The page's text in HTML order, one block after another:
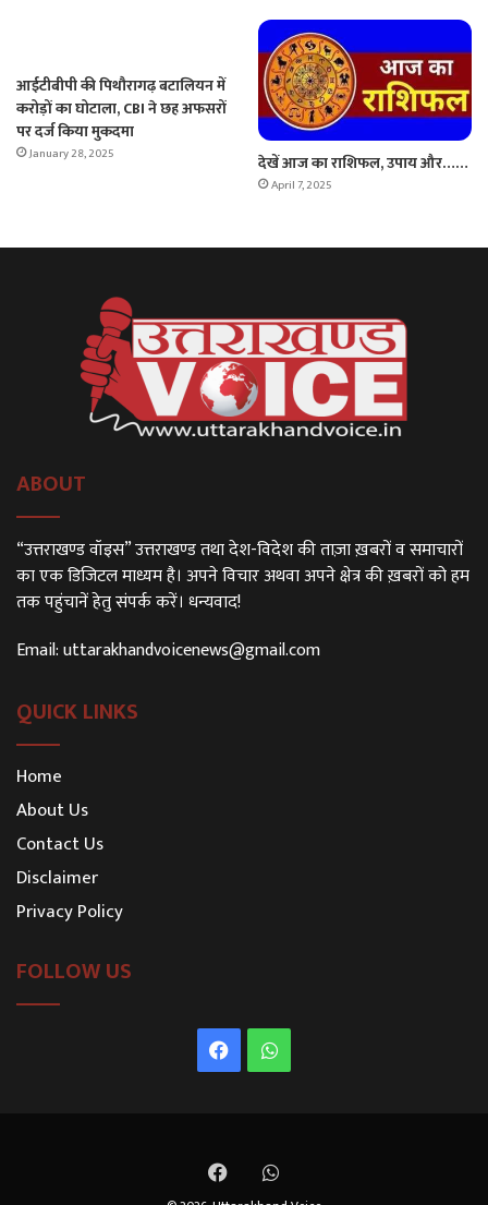
आईटीबीपी की पिथौरागढ़ बटालियन में
करोड़ों का घोटाला, CBI ने छह अफसरों
पर दर्ज किया मुकदमा
January 28, 2025 देखें आज का राशिफल, उपाय और……
April 7, 2025
ABOUT
“उत्तराखण्ड वॉइस” उत्तराखण्ड तथा देश-विदेश की ताज़ा ख़बरों व समाचारों
का एक डिजिटल माध्यम है। अपने विचार अथवा अपने क्षेत्र की ख़बरों को हम
तक पहुंचानें हेतु संपर्क करें। धन्यवाद!
Email:uttarakhandvoicenews@gmail.com
QUICK LINKS
Home
About Us
Contact Us
Disclaimer
Privacy Policy
FOLLOW US
FacebookWhatsApp
FacebookWhatsApp